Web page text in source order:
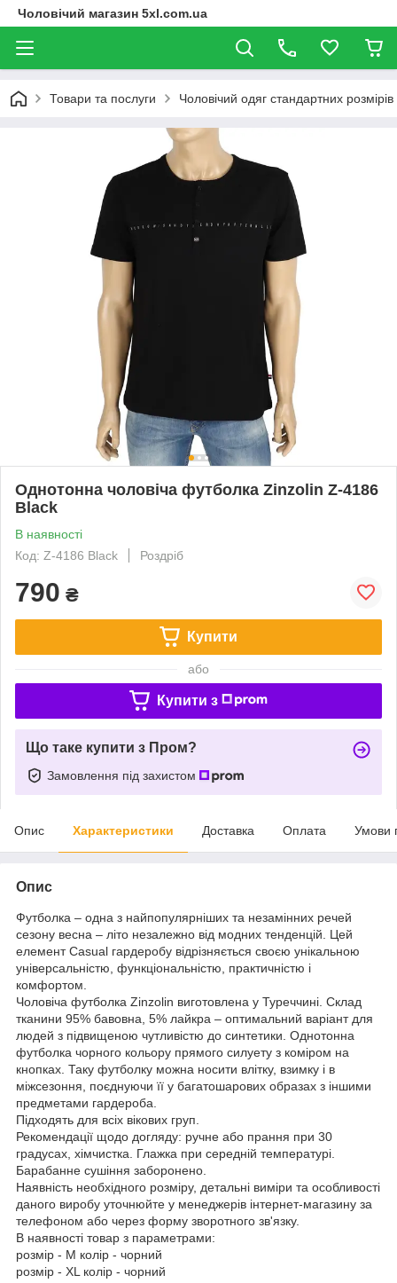
Чоловічий магазин 5xl.com.ua
Товари та послуги Чоловічий одяг стандартних розмірів
Однотонна чоловіча футболка Zinzolin Z-4186
Black
В наявності
Код: Z-4186 Black
Роздріб
790 ₴
Купити
або
Купити з
Що таке купити з Пром?
Замовлення під захистом
Опис Характеристики Доставка Оплата Умови
Опис
Футболка – одна з найпопулярніших та незамінних речей
сезону весна – літо незалежно від модних тенденцій. Цей
елемент Casual гардеробу відрізняється своєю унікальною
універсальністю, функціональністю, практичністю і
комфортом.
Чоловіча футболка Zinzolin виготовлена у Туреччині. Склад
тканини 95% бавовна, 5% лайкра – оптимальний варіант для
людей з підвищеною чутливістю до синтетики. Однотонна
футболка чорного кольору прямого силуету з коміром на
кнопках. Таку футболку можна носити влітку, взимку і в
міжсезоння, поєднуючи її у багатошарових образах з іншими
предметами гардероба.
Підходять для всіх вікових груп.
Рекомендації щодо догляду: ручне або прання при 30
градусах, хімчистка. Глажка при середній температурі.
Барабанне сушіння заборонено.
Наявність необхідного розміру, детальні виміри та особливості
даного виробу уточнюйте у менеджерів інтернет-магазину за
телефоном або через форму зворотного зв'язку.
В наявності товар з параметрами:
розмір - M колір - чорний
розмір - XL колір - чорний